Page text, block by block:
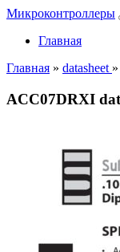
Микроконтроллеры
Главная
Главная » datasheet »
ACC07DRXI